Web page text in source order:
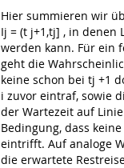
Hier summieren wir
Ij = (t j+1,tj] , in denen
werden kann. Für ein
geht die
keine schon bei tj +1
i zuvor eintraf, sowie
der Wartezeit auf
Bedingung, dass
eintrifft. Auf analoge
die erwartete